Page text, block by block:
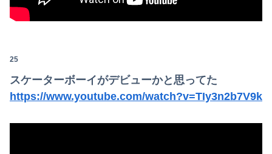
【画像】見せブラ・見せパン、過去にないレベルで流行りまくる😡
25
スケーターボーイがデビューかと思ってた
https://www.youtube.com/watch?v=TIy3n2b7V9k